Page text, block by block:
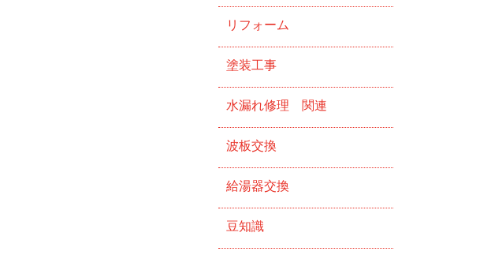
リフォーム
塗装工事
水漏れ修理 関連
波板交換
給湯器交換
豆知識